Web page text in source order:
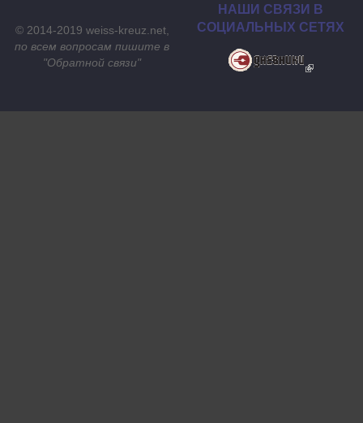
© 2014-2019 weiss-kreuz.net,
по всем вопросам пишите в
"Обратной связи"
НАШИ СВЯЗИ В
СОЦИАЛЬНЫХ СЕТЯХ